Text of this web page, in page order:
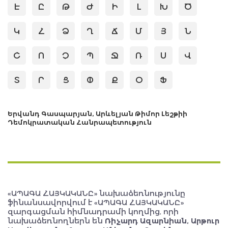
Է Ը Թ Ժ Ի Լ Խ Ծ
Կ Հ Ձ Ղ Ճ Մ Յ Ն
Շ Ո Չ Պ Ջ Ռ Ս Վ
Տ Ր Ց Փ Ք Օ Ֆ
Երվանդ Գասպարյան, Արևելյան Թիմոր Լեշթիի
Դեմոկրատական Հանրապետություն
«ԱՊԱԳԱ ՀԱՅԿԱԿԱՆԸ» նախաձեռնությունը
ֆինանսավորվում է «ԱՊԱԳԱ ՀԱՅԿԱԿԱՆԸ»
զարգացման հիմնադրամի կողմից, որի
նախաձեռնողներն են Ռիչարդ Ազարնիան, Արթուր